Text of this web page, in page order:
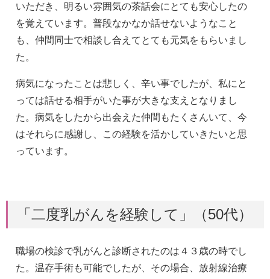
いただき、明るい雰囲気の茶話会にとても安心したの
を覚えています。普段なかなか話せないようなこと
も、仲間同士で相談し合えてとても元気をもらいまし
た。
病気になったことは悲しく、辛い事でしたが、私にと
っては話せる相手がいた事が大きな支えとなりまし
た。病気をしたから出会えた仲間もたくさんいて、今
はそれらに感謝し、この経験を活かしていきたいと思
っています。
「二度乳がんを経験して」（50代）
職場の検診で乳がんと診断されたのは４３歳の時でし
た。温存手術も可能でしたが、その場合、放射線治療